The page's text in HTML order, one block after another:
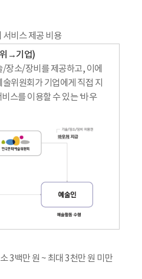
비스 제공 비용
위→기업)
장소/장비를 제공하고, 이에
위원회가 기업에게 직접 지
스를 이용할 수 있는 ‘바우
3백만 원 ~ 최대 3천만 원 미만